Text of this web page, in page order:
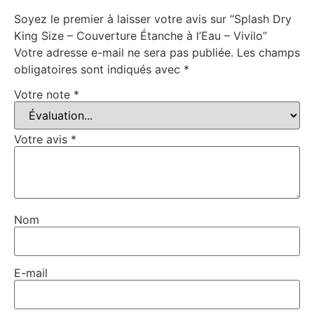
Soyez le premier à laisser votre avis sur “Splash Dry
King Size – Couverture Étanche à l’Eau – Vivilo”
Votre adresse e-mail ne sera pas publiée. Les champs
obligatoires sont indiqués avec *
Votre note *
Votre avis *
Nom
E-mail